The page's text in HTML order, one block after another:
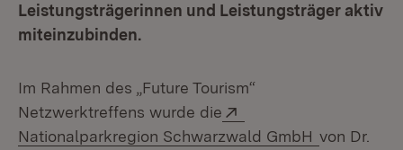
Leistungsträgerinnen und Leistungsträger aktiv
miteinzubinden.
Im Rahmen des „Future Tourism“
Netzwerktreffens wurde die
Nationalparkregion Schwarzwald GmbH (Öffnet in
von Dr.